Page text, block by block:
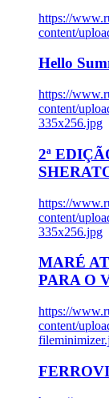
https://
content/
Hello
https://
content/
335x256.jpg
2ª
https://
content/
335x256.jpg
MARÉ
PARA O
https://
content/